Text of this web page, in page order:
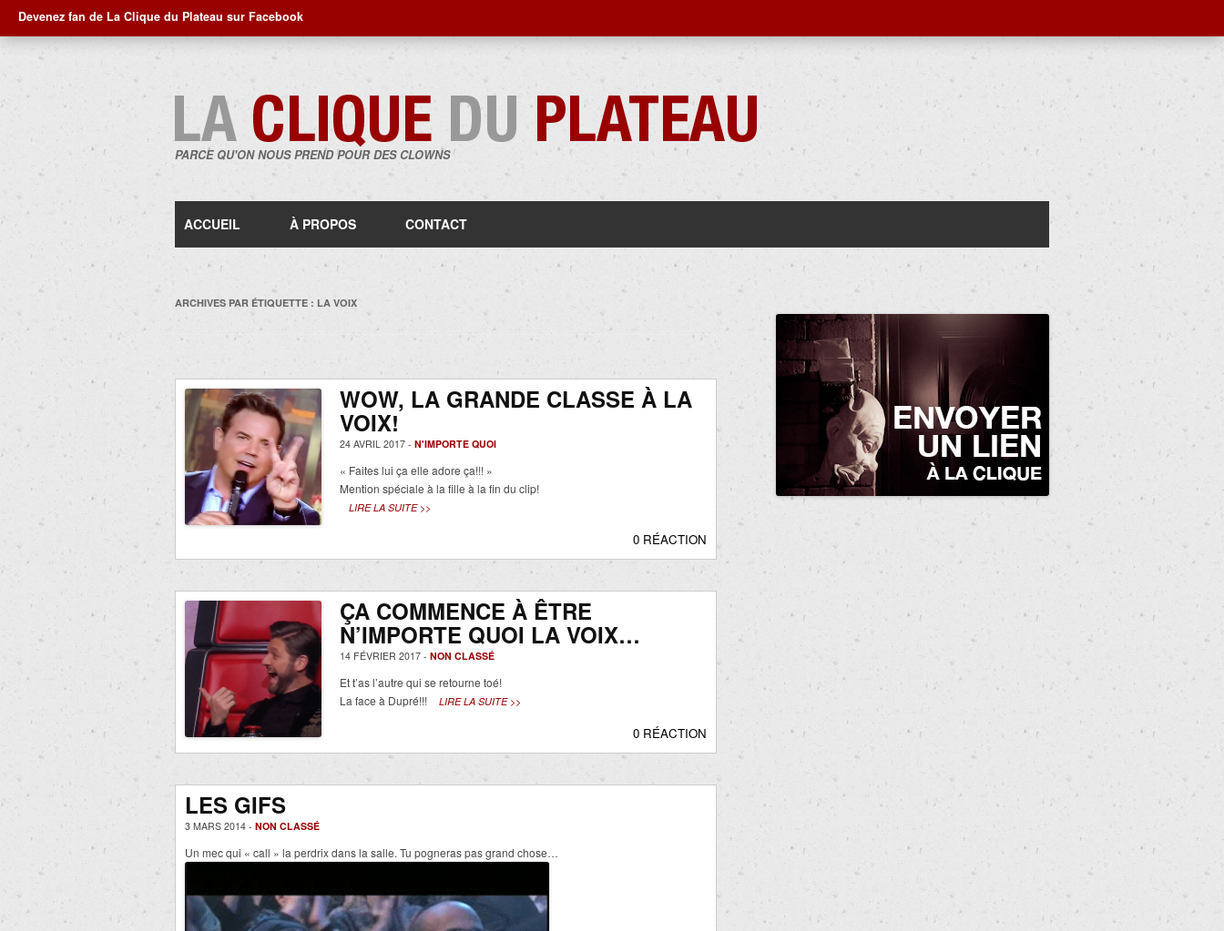
Devenez fan de La Clique du Plateau sur Facebook
PARCE QU'ON NOUS PREND POUR DES CLOWNS
au
ACCUEIL À PROPOS CONTACT
ARCHIVES PAR ÉTIQUETTE : LA VOIX
WOW, LA GRANDE CLASSE À LA
VOIX!
24 AVRIL 2017 - N'IMPORTE QUOI
« Faites lui ça elle adore ça!!! »
Mention spéciale à la fille à la fin du clip!
LIRE LA SUITE >>
0 RÉACTION
ÇA COMMENCE À ÊTRE
N’IMPORTE QUOI LA VOIX…
14 FÉVRIER 2017 - NON CLASSÉ
Et t’as l’autre qui se retourne toé!
La face à Dupré!!!
LIRE LA SUITE >>
0 RÉACTION
LES GIFS
3 MARS 2014 - NON CLASSÉ
Un mec qui « call » la perdrix dans la salle. Tu pogneras pas grand chose…